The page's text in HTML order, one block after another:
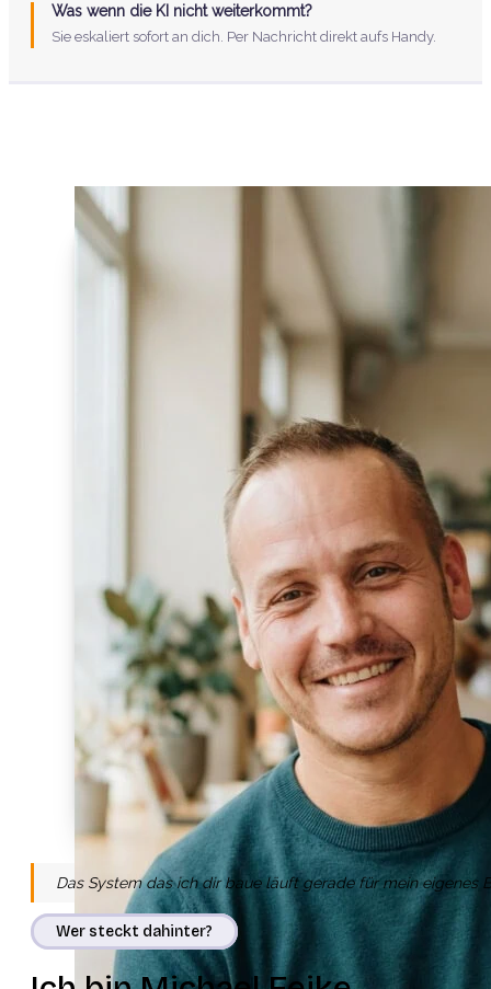
Was wenn die KI nicht weiterkommt?
Sie eskaliert sofort an dich. Per Nachricht direkt aufs Handy.
Das System das ich dir baue läuft gerade für mein eigenes
Wer steckt dahinter?